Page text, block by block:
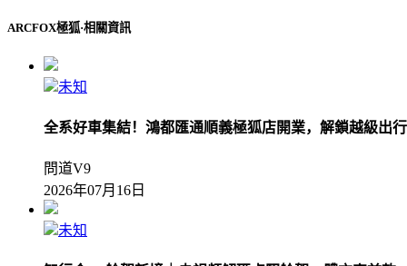
ARCFOX極狐·相關資訊
未知
全系好車集結！鴻都匯通順義極狐店開業，解鎖越級出
問道V9
2026年07月16日
未知